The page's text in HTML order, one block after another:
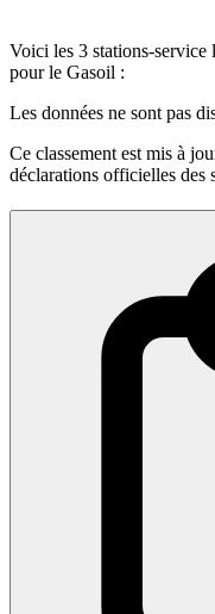
Voici les 3 stations-service
pour le Gasoil :
Les données ne sont pas
Ce classement est mis à
déclarations officielles des